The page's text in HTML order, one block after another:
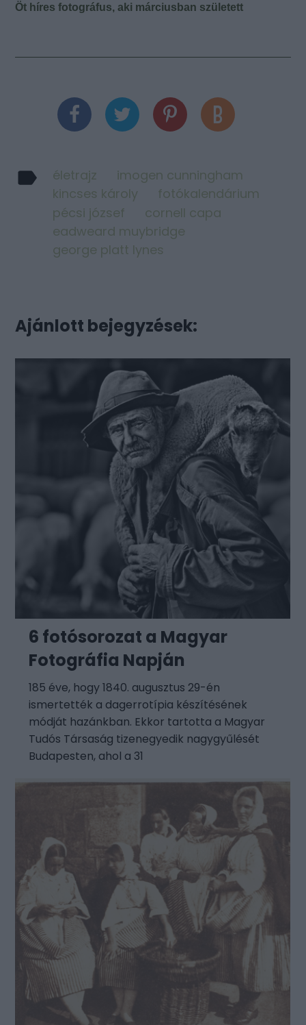
Öt híres fotográfus, aki márciusban született
életrajz
imogen cunningham
kincses károly
fotókalendárium
pécsi józsef
cornell capa
eadweard muybridge
george platt lynes
Ajánlott bejegyzések:
6 fotósorozat a Magyar
Fotográfia Napján
185 éve, hogy 1840. augusztus 29-én
ismertették a dagerrotípia készítésének
módját hazánkban. Ekkor tartotta a Magyar
Tudós Társaság tizenegyedik nagygyűlését
Budapesten, ahol a 31